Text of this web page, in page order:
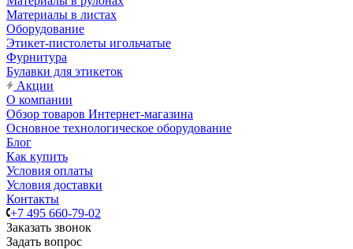
Материалы в листах
Оборудование
Этикет-пистолеты игольчатые
Фурнитура
Булавки для этикеток
Акции
О компании
Обзор товаров Интернет-магазина
Основное технологическое оборудование
Блог
Как купить
Условия оплаты
Условия доставки
Контакты
+7 495 660-79-02
Заказать звонок
Задать вопрос